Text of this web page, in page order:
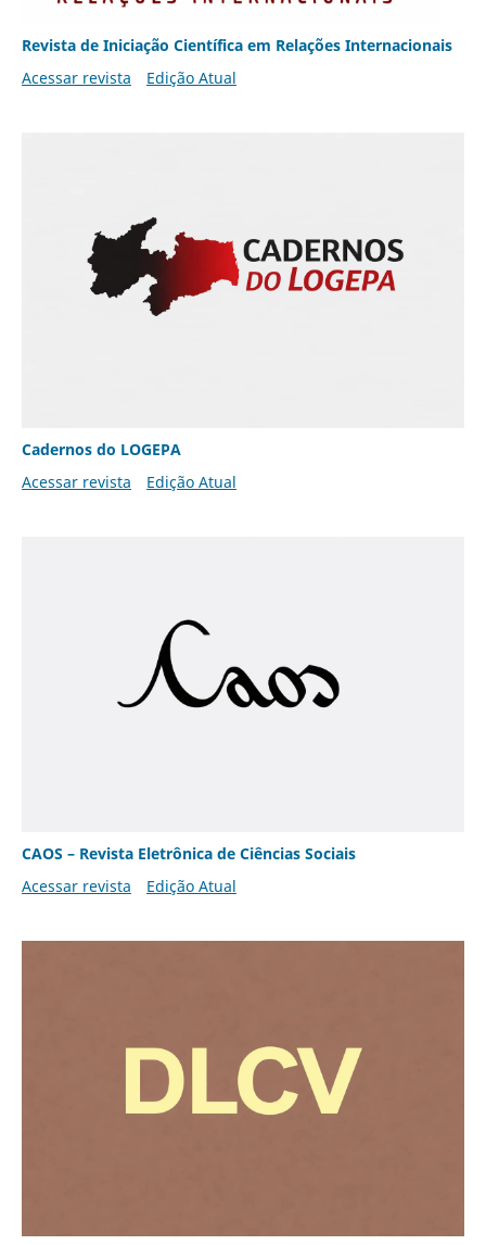
Revista de Iniciação Científica em Relações Internacionais
Acessar revista
Edição Atual
Cadernos do LOGEPA
Acessar revista
Edição Atual
CAOS – Revista Eletrônica de Ciências Sociais
Acessar revista
Edição Atual